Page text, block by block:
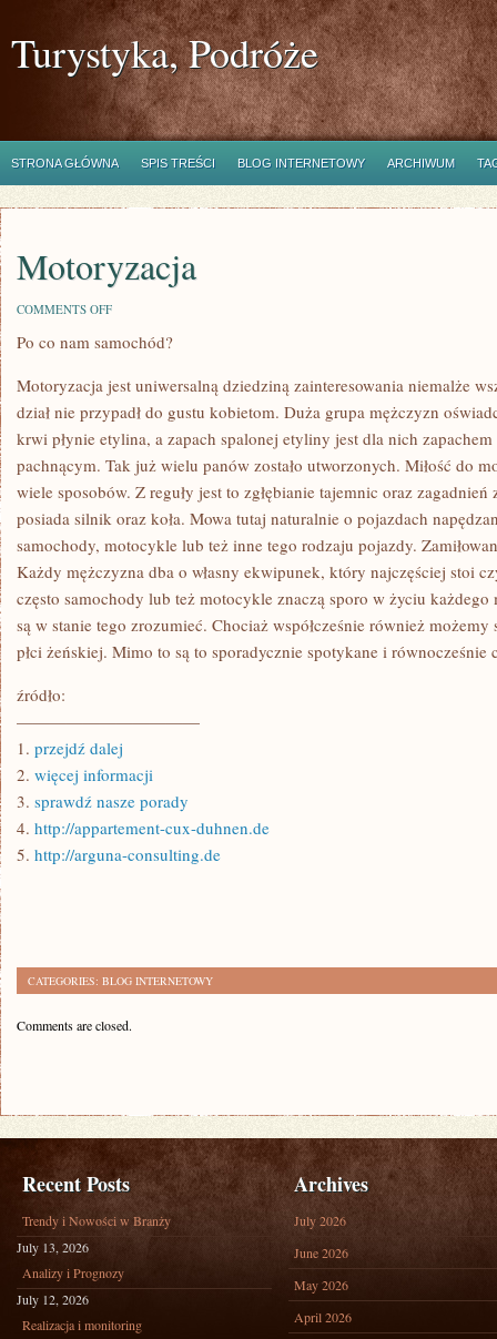
Turystyka, Podróże
STRONA GŁÓWNA SPIS TREŚCI BLOG INTERNETOWY ARCHIWUM
Motoryzacja
COMMENTS OFFON
Po co nam samochód?
Motoryzacja jest uniwersalną dziedziną zainteresowania niemalże
dział nie przypadł do gustu kobietom. Duża grupa mężczyzn
krwi płynie etylina, a zapach spalonej etyliny jest dla nich
pachnącym. Tak już wielu panów zostało utworzonych. Miłość do
wiele sposobów. Z reguły jest to zgłębianie tajemnic oraz
posiada silnik oraz koła. Mowa tutaj naturalnie o pojazdach
samochody, motocykle lub też inne tego rodzaju pojazdy.
Każdy mężczyzna dba o własny ekwipunek, który najczęściej stoi
często samochody lub też motocykle znaczą sporo w życiu
są w stanie tego zrozumieć. Chociaż współcześnie również
płci żeńskiej. Mimo to są to sporadycznie spotykane i równocześnie
źródło:
———————————
1. przejdź dalej
2. więcej informacji
3. sprawdź nasze porady
4. http://appartement-cux-duhnen.de
5. http://arguna-consulting.de
CATEGORIES: BLOG INTERNETOWY
Comments are closed.
Recent Posts
Trendy i Nowości w Branży
July 13, 2026
Analizy i Prognozy
July 12, 2026
Realizacja i monitoring
Archives
July 2026
June 2026
May 2026
April 2026